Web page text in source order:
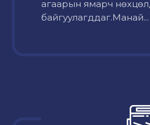
агаарын ямарч
байгуулагддаг.Манай...